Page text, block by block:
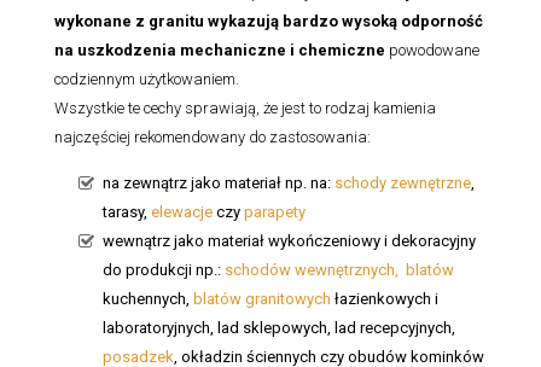
wykonane z granitu wykazują bardzo wysoką odporność
na uszkodzenia mechaniczne i chemiczne powodowane
codziennym użytkowaniem.
Wszystkie te cechy sprawiają, że jest to rodzaj kamienia
najczęściej rekomendowany do zastosowania:
na zewnątrz jako materiał np. na: schody zewnętrzne
tarasy, elewacje czy parapety
wewnątrz jako materiał wykończeniowy i dekoracyjny
do produkcji np.: schodów wewnętrznych,
blatów
kuchennych, blatów granitowych łazienkowych i
laboratoryjnych, lad sklepowych, lad recepcyjnych,
posadzek , okładzin ściennych czy obudów kominków